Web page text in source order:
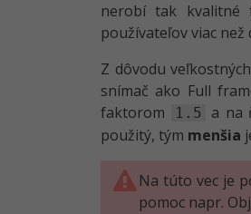
nerobí tak kvalitné
používateľov viac než
Z dôvodu
snímač ako Full
faktorom
1.5 a na
použitý, tým menšia
Na túto vec je
pomoc napr.